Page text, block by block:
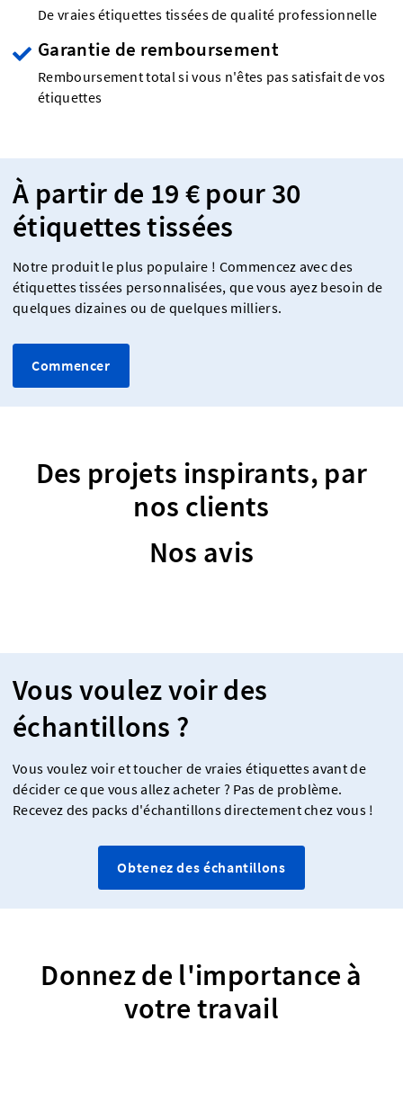
De vraies étiquettes tissées de qualité professionnelle
Garantie de remboursement
Remboursement total si vous n'êtes pas satisfait de vos
étiquettes
À partir de 19 € pour 30
étiquettes tissées
Notre produit le plus populaire ! Commencez avec des
étiquettes tissées personnalisées, que vous ayez besoin de
quelques dizaines ou de quelques milliers.
Commencer
Des projets inspirants, par
nos clients
Nos avis
Vous voulez voir des
échantillons ?
Vous voulez voir et toucher de vraies étiquettes avant de
décider ce que vous allez acheter ? Pas de problème.
Recevez des packs d'échantillons directement chez vous !
Obtenez des échantillons
Donnez de l'importance à
votre travail